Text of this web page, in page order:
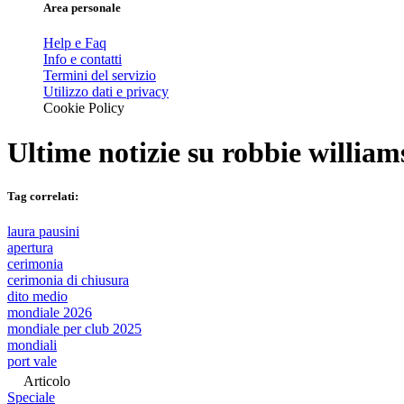
Area personale
Help e Faq
Info e contatti
Termini del servizio
Utilizzo dati e privacy
Cookie Policy
Ultime notizie su robbie
Tag correlati:
laura pausini
apertura
cerimonia
cerimonia di chiusura
dito medio
mondiale 2026
mondiale per club 2025
mondiali
port vale
Articolo
Speciale